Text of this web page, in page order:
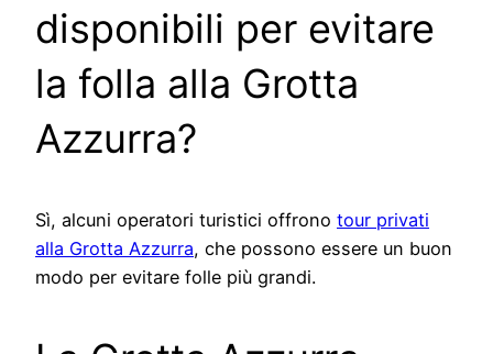
disponibili per evitare
la folla alla Grotta
Azzurra?
Sì, alcuni operatori turistici offrono tour privati
alla Grotta Azzurra, che possono essere un buon
modo per evitare folle più grandi.